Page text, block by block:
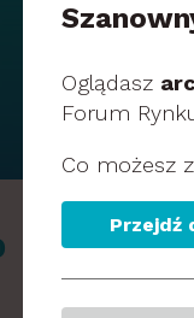
G H I
Oglądasz
Forum
Co możesz
Przejdź